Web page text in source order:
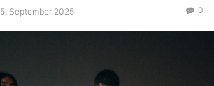
September 2025 0